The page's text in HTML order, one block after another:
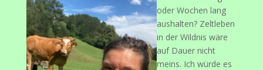
oder Wochen lang
aushalten? Zeltleben
in der Wildnis wäre
auf Dauer nicht
meins. Ich würde es